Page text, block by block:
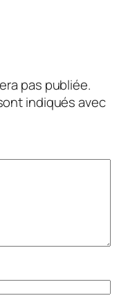
pas publiée.
indiqués avec